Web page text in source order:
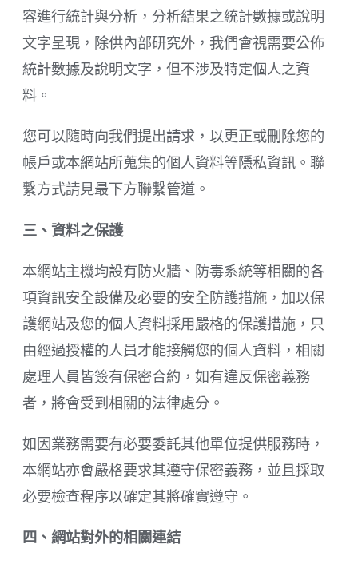
容進行統計與分析，分析結果之統計數據或說明
文字呈現，除供內部研究外，我們會視需要公佈
統計數據及說明文字，但不涉及特定個人之資
料。
您可以隨時向我們提出請求，以更正或刪除您的
帳戶或本網站所蒐集的個人資料等隱私資訊。聯
繫方式請見最下方聯繫管道。
三、資料之保護
本網站主機均設有防火牆、防毒系統等相關的各
項資訊安全設備及必要的安全防護措施，加以保
護網站及您的個人資料採用嚴格的保護措施，只
由經過授權的人員才能接觸您的個人資料，相關
處理人員皆簽有保密合約，如有違反保密義務
者，將會受到相關的法律處分。
如因業務需要有必要委託其他單位提供服務時，
本網站亦會嚴格要求其遵守保密義務，並且採取
必要檢查程序以確定其將確實遵守。
四、網站對外的相關連結